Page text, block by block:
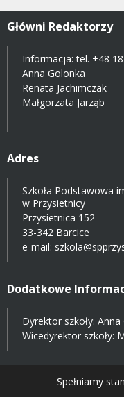
Główni Redaktorzy
Informacja: tel. +48
Anna Golonka
Renata Jachimczak
Małgorzata Jarząb
Adres
Szkoła Podstawowa
w Przysietnicy
Przysietnica 152
33-342 Barcice
e-mail:
Dodatkowe
Dyrektor szkoły: Anna
Wicedyrektor szkoły:
Spełniamy